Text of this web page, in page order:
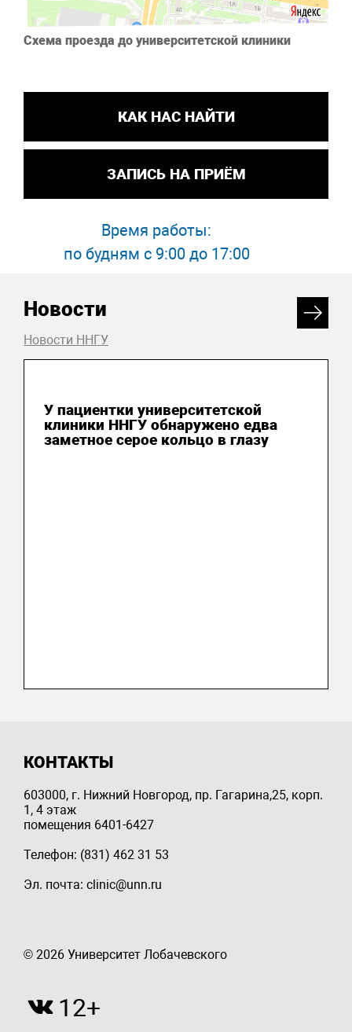
Схема проезда до университетской клиники
КАК НАС НАЙТИ
ЗАПИСЬ НА ПРИЁМ
Время работы:
по будням с 9:00 до 17:00
Новости
Новости ННГУ
У пациентки университетской
клиники ННГУ обнаружено едва
заметное серое кольцо в глазу
КОНТАКТЫ
603000, г. Нижний Новгород, пр. Гагарина,25, корп.
1, 4 этаж
помещения 6401-6427
Телефон: (831) 462 31 53
Эл. почта: clinic@unn.ru
© 2026 Университет Лобачевского
12+